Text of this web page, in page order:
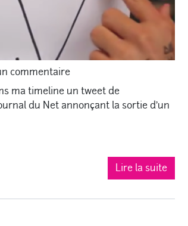
commentaire
ma timeline un tweet de
du Net annonçant la sortie d’un
Lire la suite